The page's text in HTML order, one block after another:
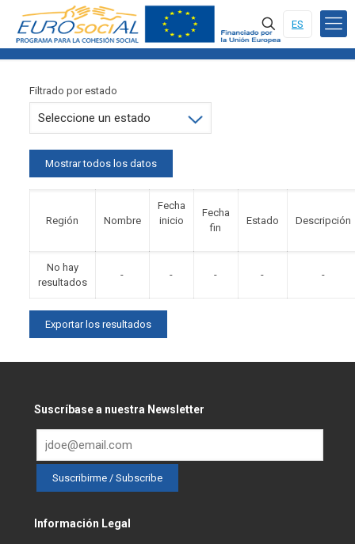
ES
Filtrado por estado
Mostrar todos los datos
Región Nombre
Fecha
inicio
Fecha
fin
Estado Descripción
No hay
resultados
- - - - -
Exportar los resultados
Suscríbase a nuestra Newsletter
Información Legal